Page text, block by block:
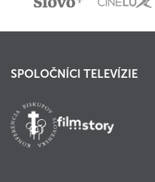
SPOLOČNÍCI TELEVÍZIE